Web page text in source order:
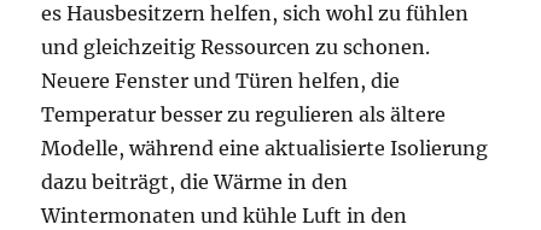
es Hausbesitzern helfen, sich wohl zu fühlen
und gleichzeitig Ressourcen zu schonen.
Neuere Fenster und Türen helfen, die
Temperatur besser zu regulieren als ältere
Modelle, während eine aktualisierte Isolierung
dazu beiträgt, die Wärme in den
Wintermonaten und kühle Luft in den